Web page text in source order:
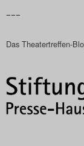
Das
Das
Das
–––
Das Theatertreffen-